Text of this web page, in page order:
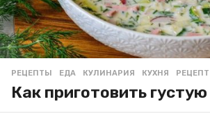
РЕЦЕПТЫ ЕДА ,КУЛИНАРИЯ ,КУХНЯ ,РЕЦЕПТ
Как приготовить